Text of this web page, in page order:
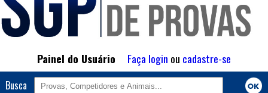
Painel do Usuário Faça login ou cadastre-se
Busca